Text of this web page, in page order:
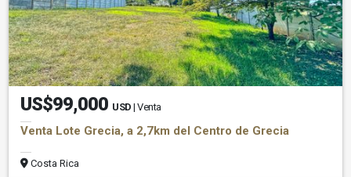
US$99,000 USD | Venta
Venta Lote Grecia, a 2,7km del Centro de Grecia
Costa Rica